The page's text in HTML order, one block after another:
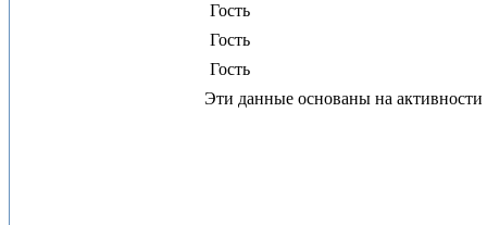
Гость
Гость
Гость
Эти данные основаны на активности